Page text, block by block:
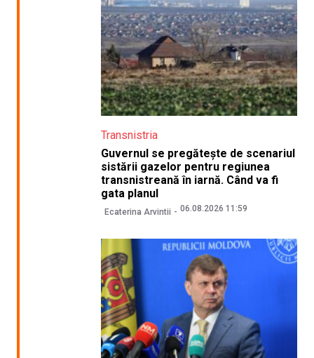
Transnistria
Guvernul se pregătește de scenariul
sistării gazelor pentru regiunea
transnistreană în iarnă. Când va fi
gata planul
Ecaterina Arvintii 06.08.2026 11:59